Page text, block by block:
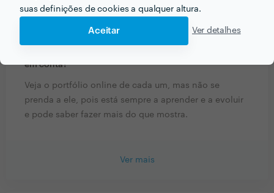
suas definições de cookies a qualquer altura.
Aceitar Ver detalhes
Que conselhos daria a alguém que quer contratar
em conta?
Veja o portfólio online de cada um, mas não se
prenda a ele, pois está sempre a aprender e a evoluir
e pode saber fazer mais do que mostra.
Ver mais